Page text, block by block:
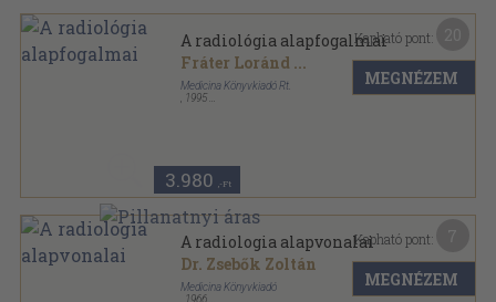
A radiológia alapfogalmai
Fráter Loránd ...
Medicina Könyvkiadó Rt.
1995
3.980 ,-Ft
Kapható pont:
MEGNÉZEM
A radiologia alapvonalai
Dr. Zsebők Zoltán
Medicina Könyvkiadó
1966
Kapható pont:
MEGNÉZEM